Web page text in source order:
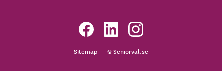
Sitemap © Seniorval.se